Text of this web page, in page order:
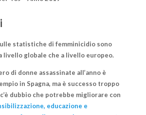
statistiche di femminicidio sono
livello globale che a livello europeo.
di donne assassinate all’anno è
in Spagna, ma è successo troppo
dubbio che potrebbe migliorare con
educazione e